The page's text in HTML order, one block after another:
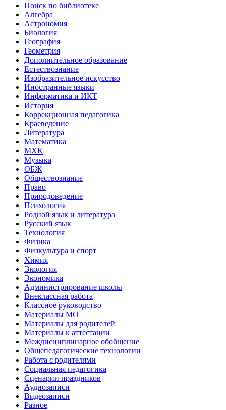
Поиск по библиотеке
Алгебра
Астрономия
Биология
География
Геометрия
Дополнительное образование
Естествознание
Изобразительное искусство
Иностранные языки
Информатика и ИКТ
История
Коррекционная педагогика
Краеведение
Литература
Математика
МХК
Музыка
ОБЖ
Обществознание
Право
Природоведение
Психология
Родной язык и литература
Русский язык
Технология
Физика
Физкультура и спорт
Химия
Экология
Экономика
Администрирование школы
Внеклассная работа
Классное руководство
Материалы МО
Материалы для родителей
Материалы к аттестации
Междисциплинарное обобщение
Общепедагогические технологии
Работа с родителями
Социальная педагогика
Сценарии праздников
Аудиозаписи
Видеозаписи
Разное